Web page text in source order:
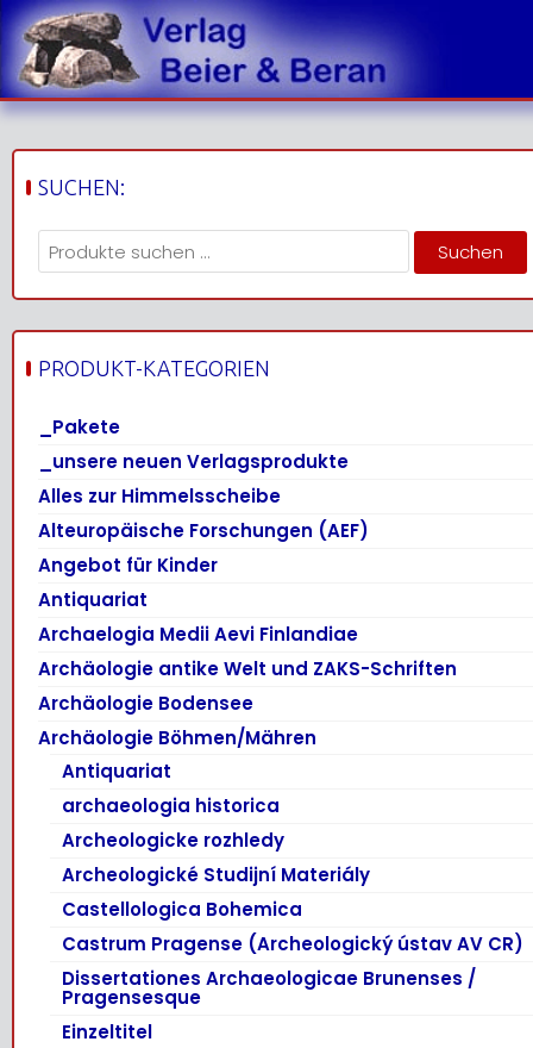
Skip
to
content
SUCHEN:
Suchen
nach: Suchen
PRODUKT-KATEGORIEN
_Pakete
_unsere neuen Verlagsprodukte
Alles zur Himmelsscheibe
Alteuropäische Forschungen (AEF)
Angebot für Kinder
Antiquariat
Archaelogia Medii Aevi Finlandiae
Archäologie antike Welt und ZAKS-Schriften
Archäologie Bodensee
Archäologie Böhmen/Mähren
Antiquariat
archaeologia historica
Archeologicke rozhledy
Archeologické Studijní Materiály
Castellologica Bohemica
Castrum Pragense (Archeologický ústav AV CR)
Dissertationes Archaeologicae Brunenses /
Pragensesque
Einzeltitel